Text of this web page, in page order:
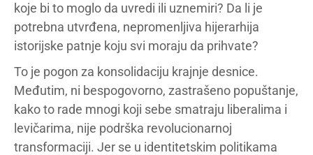
koje bi to moglo da uvredi ili uznemiri? Da li je
potrebna utvrđena, nepromenljiva hijerarhija
istorijske patnje koju svi moraju da prihvate?
To je pogon za konsolidaciju krajnje desnice.
Međutim, ni bespogovorno, zastrašeno popuštanje,
kako to rade mnogi koji sebe smatraju liberalima i
levičarima, nije podrška revolucionarnoj
transformaciji. Jer se u identitetskim politikama